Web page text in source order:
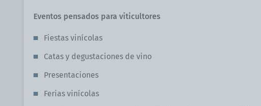
Eventos pensados para viticultores
Fiestas vinícolas
Catas y degustaciones de vino
Presentaciones
Ferias vinícolas